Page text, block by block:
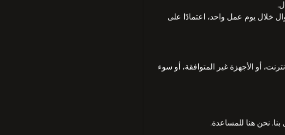
خلال يوم عمل واحد، اعتمادًا على
أو الأجهزة غير المتوافقة، أو سوء
نحن هنا للمساعدة.